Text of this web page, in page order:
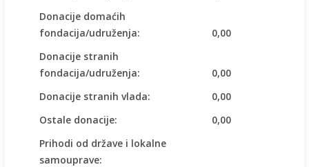
Donacije domaćih
fondacija/udruženja:
0,00
Donacije stranih
fondacija/udruženja:
0,00
Donacije stranih vlada:
0,00
Ostale donacije:
0,00
Prihodi od države i lokalne
samouprave: